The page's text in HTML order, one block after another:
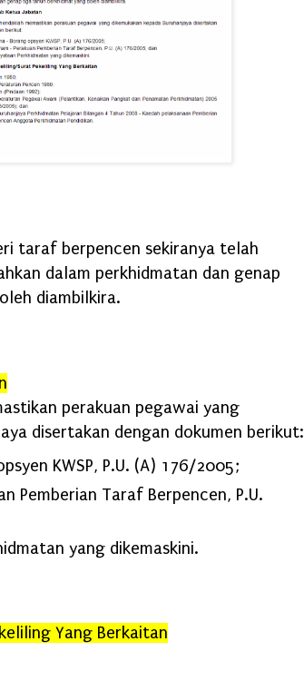
taraf berpencen sekiranya telah
dalam perkhidmatan dan genap
diambilkira.
perakuan pegawai yang
disertakan dengan dokumen berikut:
KWSP, P.U. (A) 176/2005;
Pemberian Taraf Berpencen, P.U.
yang dikemaskini.
Yang Berkaitan